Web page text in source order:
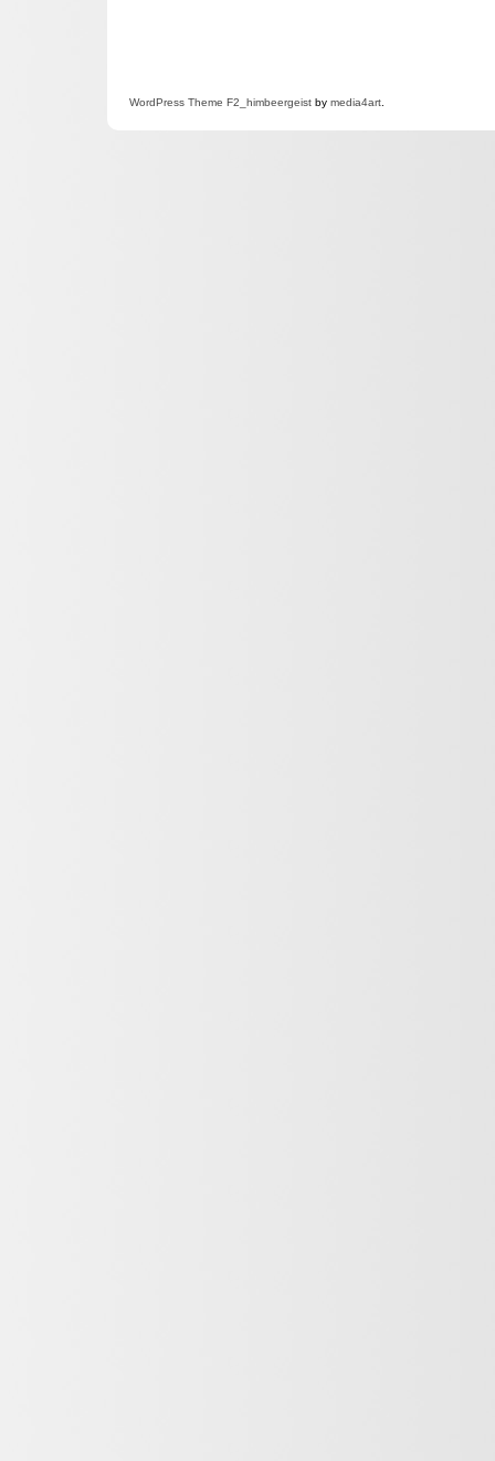
WordPress Theme F2 _himbeergeist by media4art